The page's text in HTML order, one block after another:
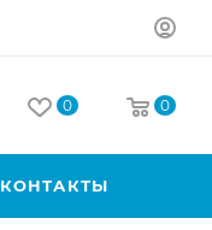
0 0
КОНТАКТЫ